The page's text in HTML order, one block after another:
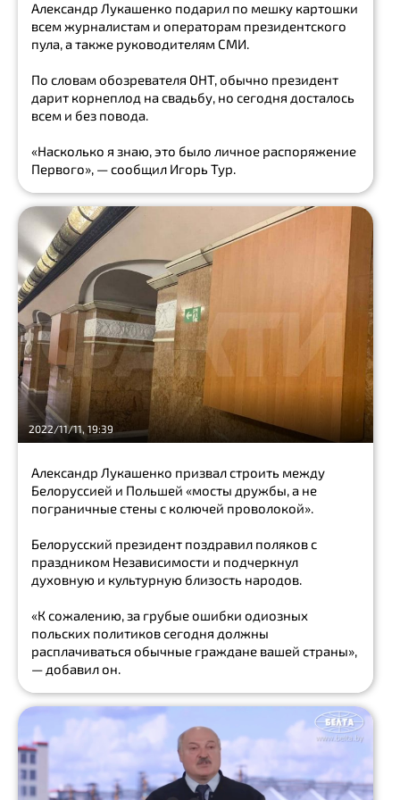
Show
помилование
запрет
закон
Show
all
проверка
iOS
смартфон
iPhone
Microsoft
Show
all
культура
Нобелевская
премия
Владимир
Маяковский
Мировая
война
мясо
Госдепартамент
помилование
Александр Лукашенко подарил по мешку картошки
всем журналистам и операторам президентского
пула, а также руководителям СМИ.
По словам обозревателя ОНТ, обычно президент
дарит корнеплод на свадьбу, но сегодня досталось
всем и без повода.
«Насколько я знаю, это было личное распоряжение
Первого», — сообщил Игорь Тур.
2022/11/11, 19:39
Александр Лукашенко призвал строить между
Белоруссией и Польшей «мосты дружбы, а не
пограничные стены с колючей проволокой».
Белорусский президент поздравил поляков с
праздником Независимости и подчеркнул
духовную и культурную близость народов.
«К сожалению, за грубые ошибки одиозных
польских политиков сегодня должны
расплачиваться обычные граждане вашей страны»,
— добавил он.